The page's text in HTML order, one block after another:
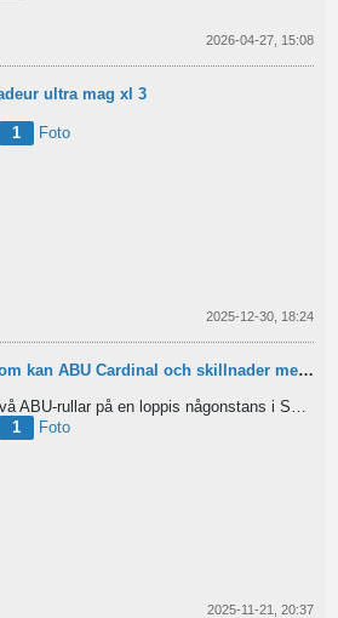
2026-04-27, 15:08
ultra mag xl 3
1
Foto
2025-12-30, 18:24
kan ABU Cardinal och skillnader mellan äldre rullar?
1
Foto
2025-11-21, 20:37